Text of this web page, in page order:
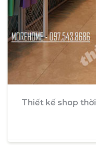
Thiết kế shop